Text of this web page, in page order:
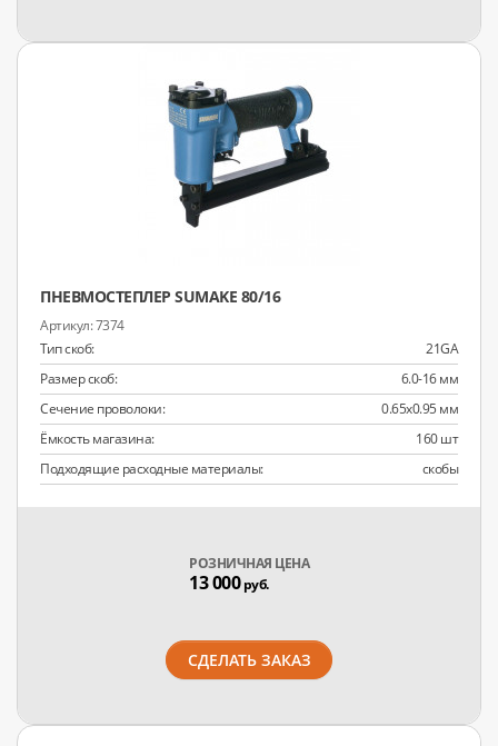
ПНЕВМОСТЕПЛЕР SUMAKE 80/16
7374
Тип скоб:
21GA
Размер скоб:
6.0-16 мм
Сечение проволоки:
0.65x0.95 мм
Ёмкость магазина:
160 шт
Подходящие расходные материалы:
скобы
РОЗНИЧНАЯ ЦЕНА
13 000руб.
СДЕЛАТЬ ЗАКАЗ